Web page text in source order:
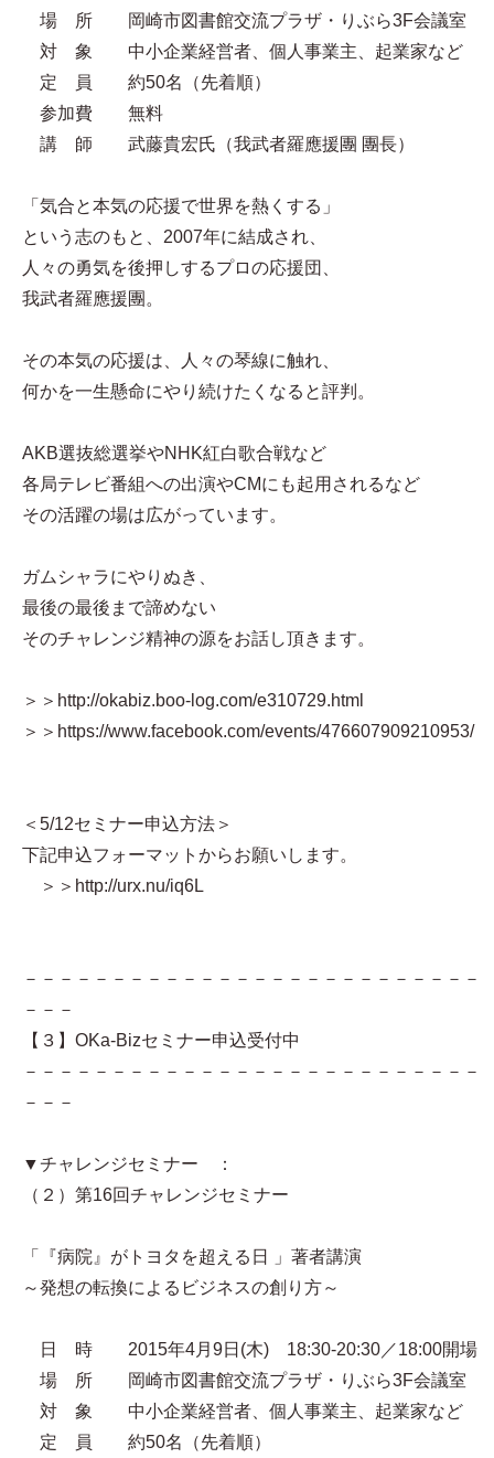
場 所 岡崎市図書館交流プラザ・りぶら3F会議室
対 象 中小企業経営者、個人事業主、起業家など
定 員 約50名（先着順）
参加費 無料
講 師 武藤貴宏氏（我武者羅應援團 團長）
「気合と本気の応援で世界を熱くする」
という志のもと、2007年に結成され、
人々の勇気を後押しするプロの応援団、
我武者羅應援團。
その本気の応援は、人々の琴線に触れ、
何かを一生懸命にやり続けたくなると評判。
AKB選抜総選挙やNHK紅白歌合戦など
各局テレビ番組への出演やCMにも起用されるなど
その活躍の場は広がっています。
ガムシャラにやりぬき、
最後の最後まで諦めない
そのチャレンジ精神の源をお話し頂きます。
＞＞http://okabiz.boo-log.com/e310729.html
＞＞https://www.facebook.com/events/476607909210953/
＜5/12セミナー申込方法＞
下記申込フォーマットからお願いします。
＞＞http://urx.nu/iq6L
－－－－－－－－－－－－－－－－－－－－－－－－－－
－－－
【３】OKa-Bizセミナー申込受付中
－－－－－－－－－－－－－－－－－－－－－－－－－－
－－－
▼チャレンジセミナー ：
（２）第16回チャレンジセミナー
「『病院』がトヨタを超える日 」著者講演
～発想の転換によるビジネスの創り方～
日 時 2015年4月9日(木) 18:30-20:30／18:00開場
場 所 岡崎市図書館交流プラザ・りぶら3F会議室
対 象 中小企業経営者、個人事業主、起業家など
定 員 約50名（先着順）